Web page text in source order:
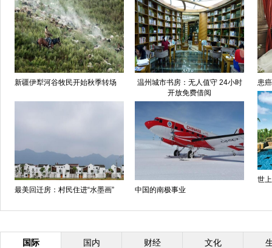
新疆伊犁河谷牧民开始秋季转场
温州城市书房：无人值守 24小时
开放免费借阅
最美回迁房：村民住进“水墨画” 中国的南极事业
患
世
国际 国内 财经 文化